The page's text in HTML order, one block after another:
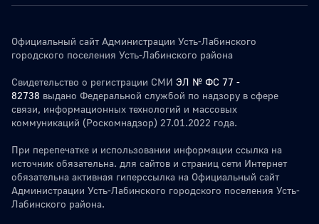
Официальный сайт Администрации Усть-Лабинского
городского поселения Усть-Лабинского района
Свидетельство о регистрации СМИ ЭЛ № ФС 77 -
82738 выдано Федеральной службой по надзору в сфере
связи, информационных технологий и массовых
коммуникаций (Роскомнадзор) 27.01.2022 года.
При перепечатке и использовании информации ссылка на
источник обязательна. для сайтов и страниц сети Интернет
обязательна активная гиперссылка на Официальный сайт
Администрации Усть-Лабинского городского поселения Усть-
Лабинского района.